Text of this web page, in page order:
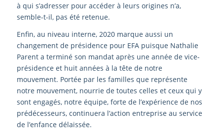
à qui s’adresser pour accéder à leurs origines n’a,
semble-t-il, pas été retenue.
Enfin, au niveau interne, 2020 marque aussi un
changement de présidence pour EFA puisque Nathalie
Parent a terminé son mandat après une année de vice-
présidence et huit années à la tête de notre
mouvement. Portée par les familles que représente
notre mouvement, nourrie de toutes celles et ceux qui y
sont engagés, notre équipe, forte de l’expérience de nos
prédécesseurs, continuera l’action entreprise au service
de l’enfance délaissée.